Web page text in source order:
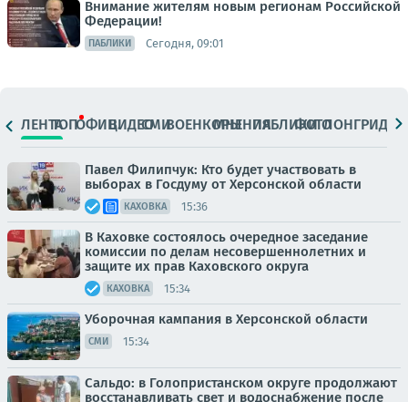
Внимание жителям новым регионам Российской
Федерации!
ПАБЛИКИ Сегодня, 09:01
ЛЕНТАТОПОФИЦ.ВИДЕОСМИВОЕНКОРЫМНЕНИЯПАБЛИКИ
ФОТОЛОНГРИДЫ
Павел Филипчук: Кто будет участвовать в
выборах в Госдуму от Херсонской области
КАХОВКА 15:36
В Каховке состоялось очередное заседание
комиссии по делам несовершеннолетних и
защите их прав Каховского округа
КАХОВКА 15:34
Уборочная кампания в Херсонской области
СМИ 15:34
Сальдо: в Голопристанском округе продолжают
восстанавливать свет и водоснабжение после